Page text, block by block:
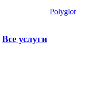
Polyglot
Все услуги